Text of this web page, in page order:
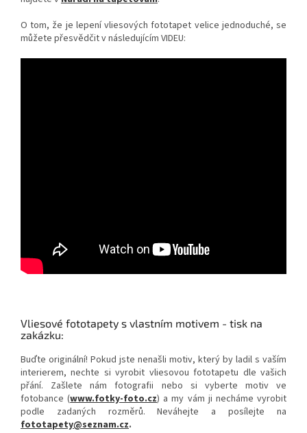
O tom, že je lepení vliesových fototapet velice jednoduché, se
můžete přesvědčit v následujícím VIDEU:
Vliesové fototapety s vlastním motivem - tisk na
zakázku:
Buďte originální! Pokud jste nenašli motiv, který by ladil s vaším
interierem, nechte si vyrobit vliesovou fototapetu dle vašich
přání. Zašlete nám fotografii nebo si vyberte motiv ve
fotobance (www.fotky-foto.cz) a my vám ji necháme vyrobit
podle zadaných rozměrů. Neváhejte a posílejte na
fototapety@seznam.cz.